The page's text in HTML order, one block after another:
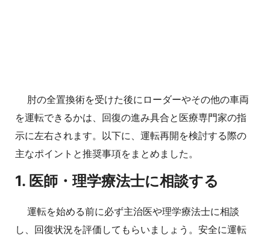
肘の全置換術を受けた後にローダーやその他の車両
を運転できるかは、回復の進み具合と医療専門家の指
示に左右されます。以下に、運転再開を検討する際の
主なポイントと推奨事項をまとめました。
1. 医師・理学療法士に相談する
運転を始める前に必ず主治医や理学療法士に相談
し、回復状況を評価してもらいましょう。安全に運転